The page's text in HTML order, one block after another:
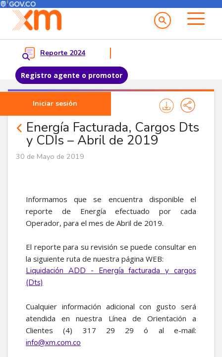
Pasar al contenido principal
Menú del Usuario
Reporte 2024
Registro agente o promotor
Iniciar sesión
Menu principal
Energía Facturada, Cargos Dts
y CDIs – Abril de 2019
Noticias Agentes
30 de Mayo de 2019
Informamos que se encuentra disponible el
reporte de Energía efectuado por cada
Operador, para el mes de Abril de 2019.
El reporte para su revisión se puede consultar en
la siguiente ruta de nuestra página WEB:
Liquidación ADD - Energía facturada y cargos
(Dts)
Cualquier información adicional con gusto será
atendida en nuestra Línea de Orientación a
Clientes (4) 317 29 29 ó al e-mail:
info@xm.com.co